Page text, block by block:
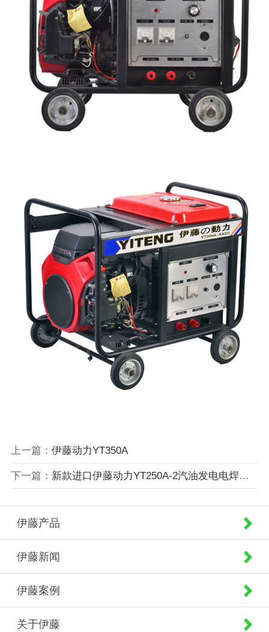
上一篇： 伊藤动力YT350A
下一篇： 新款进口伊藤动力YT250A-2汽油发电电焊一体机
伊藤产品
伊藤新闻
伊藤案例
关于伊藤